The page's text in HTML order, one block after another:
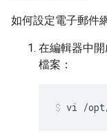
如何設定電子郵件
在編輯器中
檔案：
vi /opt/